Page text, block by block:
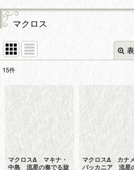
マクロス
並び順:
絞り込む
15件
マクロスΔ マキナ・
中島 流星の奏でる旋
マクロスΔ カナ
バッカニア 流星